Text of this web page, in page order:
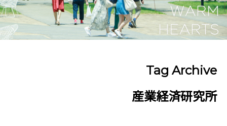
Tag Archive
産業経済研究所